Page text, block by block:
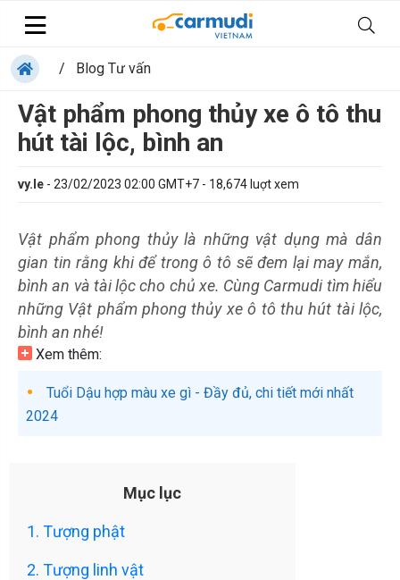
/ Blog Tư vấn
Vật phẩm phong thủy xe ô tô thu
hút tài lộc, bình an
vy.le - 23/02/2023 02:00 GMT+7 - 18,674 luợt xem
Vật phẩm phong thủy là những vật dụng mà dân
gian tin rằng khi để trong ô tô sẽ đem lại may mắn,
bình an và tài lộc cho chủ xe. Cùng Carmudi tìm hiểu
những Vật phẩm phong thủy xe ô tô thu hút tài lộc,
bình an nhé!
Xem thêm:
Tuổi Dậu hợp màu xe gì - Đầy đủ, chi tiết mới nhất
2024
Mục lục
1. Tượng phật
2. Tượng linh vật